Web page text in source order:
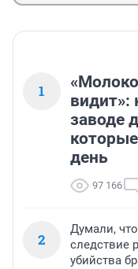
1
видит»:
заводе
день
97 166
2
Думали,
следствие
убийства